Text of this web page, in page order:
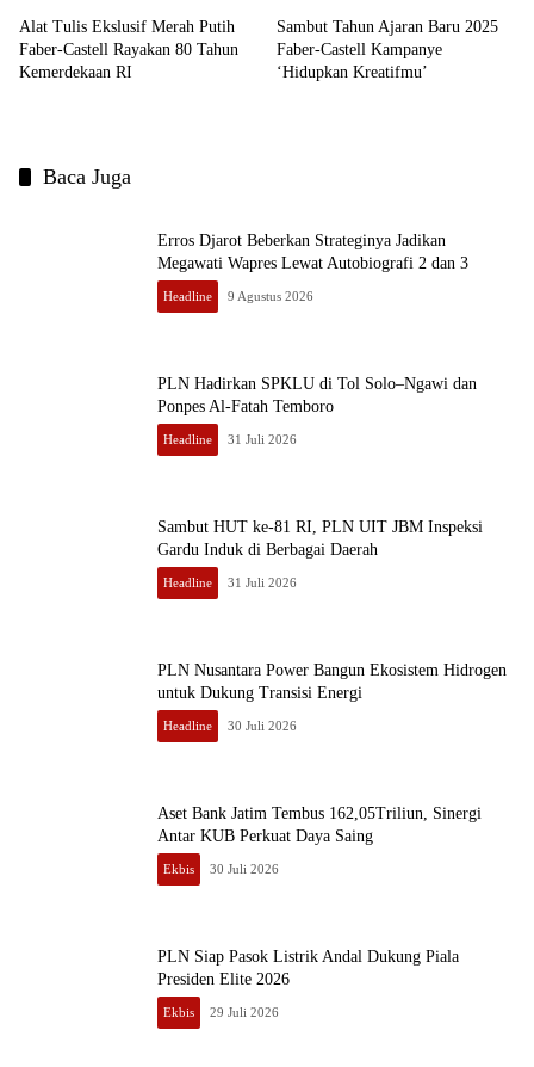
Alat Tulis Ekslusif Merah Putih
Faber-Castell Rayakan 80 Tahun
Kemerdekaan RI
Sambut Tahun Ajaran Baru 2025
Faber-Castell Kampanye
‘Hidupkan Kreatifmu’
Baca Juga
Erros Djarot Beberkan Strateginya Jadikan
Megawati Wapres Lewat Autobiografi 2 dan 3
Headline 9 Agustus 2026
PLN Hadirkan SPKLU di Tol Solo–Ngawi dan
Ponpes Al-Fatah Temboro
Headline 31 Juli 2026
Sambut HUT ke-81 RI, PLN UIT JBM Inspeksi
Gardu Induk di Berbagai Daerah
Headline 31 Juli 2026
PLN Nusantara Power Bangun Ekosistem Hidrogen
untuk Dukung Transisi Energi
Headline 30 Juli 2026
Aset Bank Jatim Tembus 162,05Triliun, Sinergi
Antar KUB Perkuat Daya Saing
Ekbis 30 Juli 2026
PLN Siap Pasok Listrik Andal Dukung Piala
Presiden Elite 2026
Ekbis 29 Juli 2026